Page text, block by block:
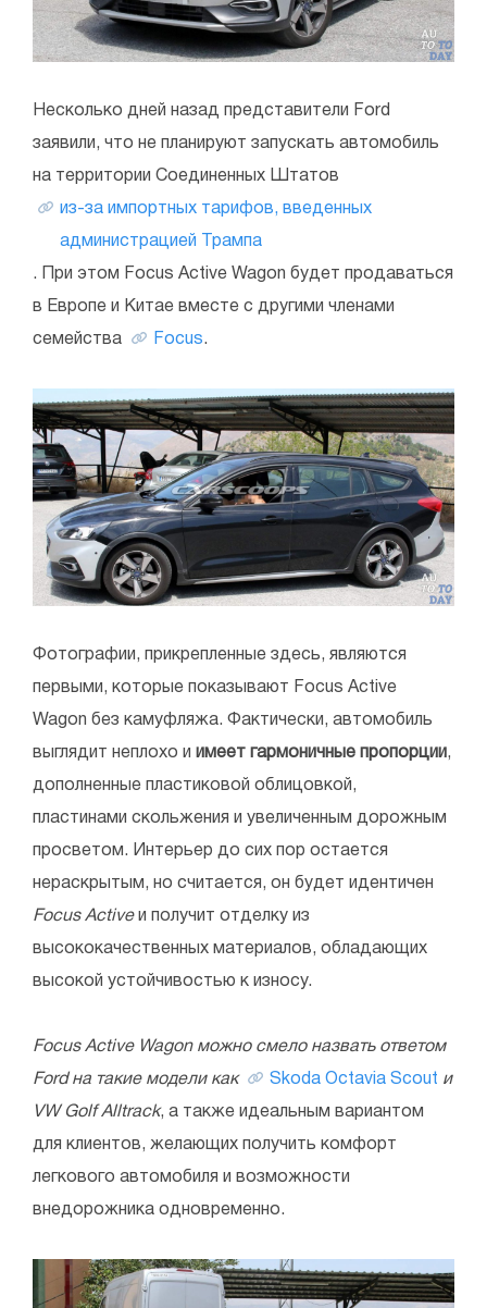
Несколько дней назад представители Ford
заявили, что не планируют запускать автомобиль
на территории Соединенных Штатов
из-за импортных тарифов, введенных
администрацией Трампа
. При этом Focus Active Wagon будет продаваться
в Европе и Китае вместе с другими членами
семейства Focus.
Фотографии, прикрепленные здесь, являются
первыми, которые показывают Focus Active
Wagon без камуфляжа. Фактически, автомобиль
выглядит неплохо и имеет гармоничные пропорции ,
дополненные пластиковой облицовкой,
пластинами скольжения и увеличенным дорожным
просветом. Интерьер до сих пор остается
нераскрытым, но считается, он будет идентичен
Focus Activeи получит отделку из
высококачественных материалов, обладающих
высокой устойчивостью к износу.
Focus Active Wagon можно смело назвать ответом
Ford на такие модели как Skoda Octavia Scout и
VW Golf Alltrack, а также идеальным вариантом
для клиентов, желающих получить комфорт
легкового автомобиля и возможности
внедорожника одновременно.